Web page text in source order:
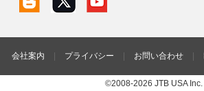
会社案内 プライバシー お問い合わせ
©2008-2026 JTB USA Inc.